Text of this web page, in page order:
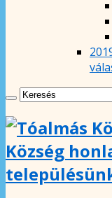
Község